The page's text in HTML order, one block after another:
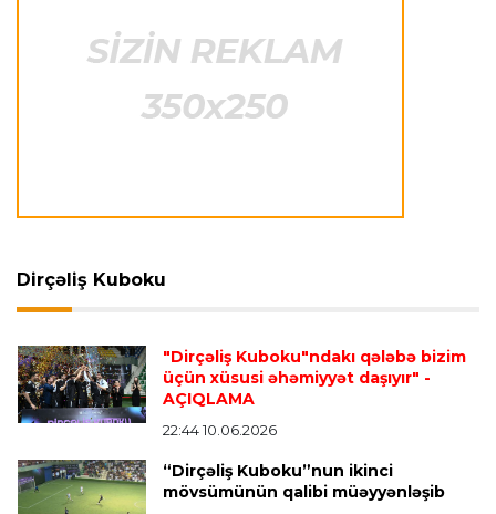
"Nyukasl"ın yeni baş məşqçisi açıqlandı
23:26 05.08.2026
FİA rəsmisi "Formula 1" pilotlarının narazılığına
İspaniya L.L. 23:17 05.08.2026
Vinisius "Real Madrid"lə bağlı bütün
paylaşımlarını sildi- FOTO
Çempionlar liqası 23:13 05.08.2026
Dirçəliş Kuboku
"Dirçəliş Kuboku"ndakı qələbə bizim
üçün xüsusi əhəmiyyət daşıyır" -
AÇIQLAMA
22:44 10.06.2026
“Dirçəliş Kuboku”nun ikinci
mövsümünün qalibi müəyyənləşib